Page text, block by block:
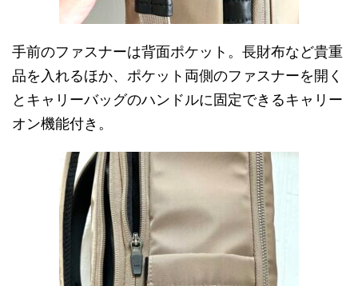
手前のファスナーは背面ポケット。長財布など貴重
品を入れるほか、ポケット両側のファスナーを開く
とキャリーバッグのハンドルに固定できるキャリー
オン機能付き。